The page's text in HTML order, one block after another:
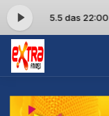
FM 105.5 das 22:00